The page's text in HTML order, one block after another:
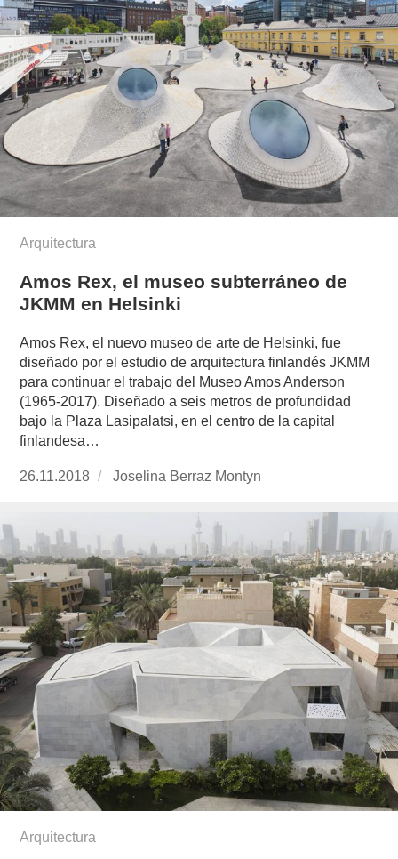
Arquitectura
Amos Rex, el museo subterráneo de
JKMM en Helsinki
Amos Rex, el nuevo museo de arte de Helsinki, fue
diseñado por el estudio de arquitectura finlandés JKMM
para continuar el trabajo del Museo Amos Anderson
(1965-2017). Diseñado a seis metros de profundidad
bajo la Plaza Lasipalatsi, en el centro de la capital
finlandesa…
Publicado
26.11.2018
https://www.experimenta.es/author/joselina-
Joselina Berraz Montyn
Arquitectura